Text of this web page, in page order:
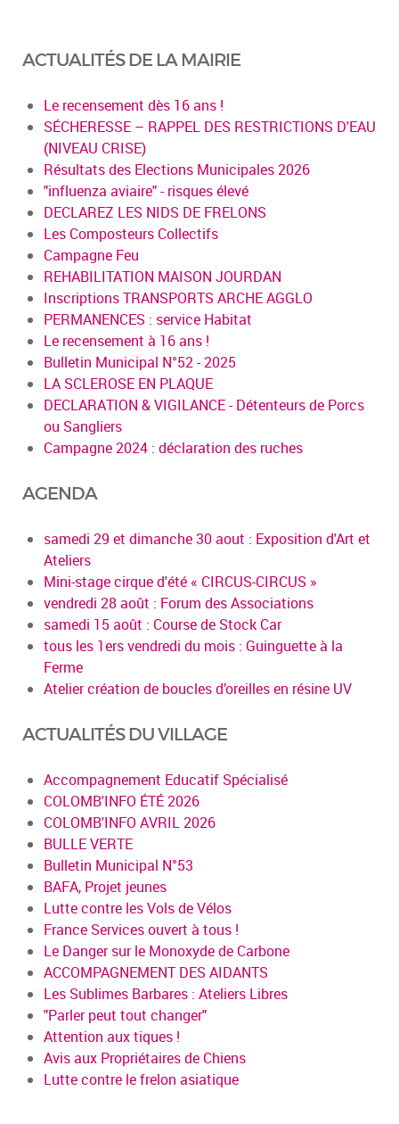
ACTUALITÉS DE LA MAIRIE
Le recensement dès 16 ans !
SÉCHERESSE – RAPPEL DES RESTRICTIONS D'EAU
(NIVEAU CRISE)
Résultats des Elections Municipales 2026
"influenza aviaire" - risques élevé
DECLAREZ LES NIDS DE FRELONS
Les Composteurs Collectifs
Campagne Feu
REHABILITATION MAISON JOURDAN
Inscriptions TRANSPORTS ARCHE AGGLO
PERMANENCES : service Habitat
Le recensement à 16 ans !
Bulletin Municipal N°52 - 2025
LA SCLEROSE EN PLAQUE
DECLARATION & VIGILANCE - Détenteurs de Porcs
ou Sangliers
Campagne 2024 : déclaration des ruches
AGENDA
samedi 29 et dimanche 30 aout : Exposition d'Art et
Ateliers
Mini-stage cirque d'été « CIRCUS-CIRCUS »
vendredi 28 août : Forum des Associations
samedi 15 août : Course de Stock Car
tous les 1ers vendredi du mois : Guinguette à la
Ferme
Atelier création de boucles d’oreilles en résine UV
ACTUALITÉS DU VILLAGE
Accompagnement Educatif Spécialisé
COLOMB'INFO ÉTÉ 2026
COLOMB'INFO AVRIL 2026
BULLE VERTE
Bulletin Municipal N°53
BAFA, Projet jeunes
Lutte contre les Vols de Vélos
France Services ouvert à tous !
Le Danger sur le Monoxyde de Carbone
ACCOMPAGNEMENT DES AIDANTS
Les Sublimes Barbares : Ateliers Libres
"Parler peut tout changer"
Attention aux tiques !
Avis aux Propriétaires de Chiens
Lutte contre le frelon asiatique